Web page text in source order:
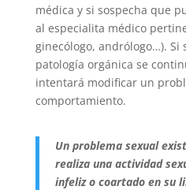
médica y si sospecha que
al especialita médico
ginecólogo, andrólogo…). Si
patología orgánica se
intentará modificar un
comportamiento.
Un problema sexual
realiza una actividad
infeliz o coartado en su